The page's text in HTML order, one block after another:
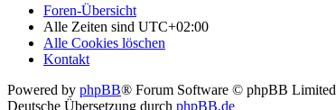
Foren-Übersicht
Alle Zeiten sind UTC+02:00
Alle Cookies löschen
Kontakt
Powered by phpBB® Forum Software © phpBB Limited
Deutsche Übersetzung durch phpBB.de